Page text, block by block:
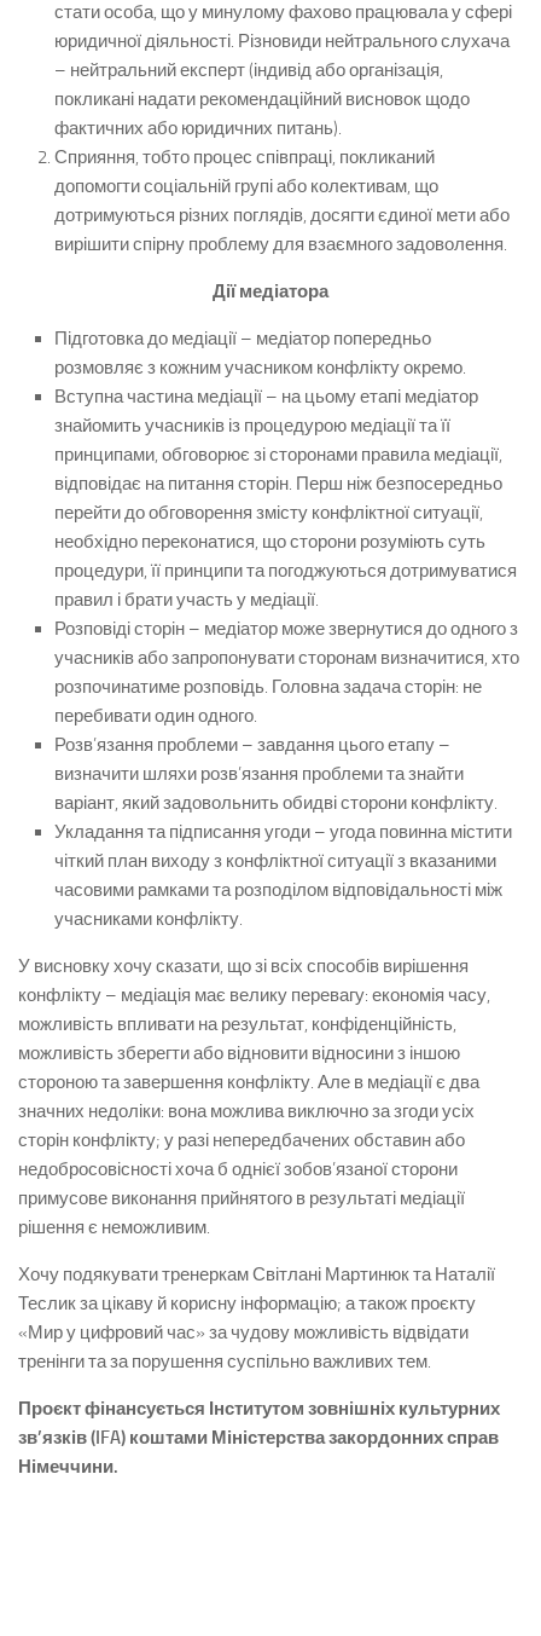
стати особа, що у минулому фахово працювала у сфері
юридичної діяльності. Різновиди нейтрального слухача
– нейтральний експерт (індивід або організація,
покликані надати рекомендаційний висновок щодо
фактичних або юридичних питань).
Сприяння, тобто процес співпраці, покликаний
допомогти соціальній групі або колективам, що
дотримуються різних поглядів, досягти єдиної мети або
вирішити спірну проблему для взаємного задоволення.
Дії медіатора
Підготовка до медіації – медіатор попередньо
розмовляє з кожним учасником конфлікту окремо.
Вступна частина медіації – на цьому етапі медіатор
знайомить учасників із процедурою медіації та її
принципами, обговорює зі сторонами правила медіації,
відповідає на питання сторін. Перш ніж безпосередньо
перейти до обговорення змісту конфліктної ситуації,
необхідно переконатися, що сторони розуміють суть
процедури, її принципи та погоджуються дотримуватися
правил і брати участь у медіації.
Розповіді сторін – медіатор може звернутися до одного з
учасників або запропонувати сторонам визначитися, хто
розпочинатиме розповідь. Головна задача сторін: не
перебивати один одного.
Розв’язання проблеми – завдання цього етапу –
визначити шляхи розв’язання проблеми та знайти
варіант, який задовольнить обидві сторони конфлікту.
Укладання та підписання угоди – угода повинна містити
чіткий план виходу з конфліктної ситуації з вказаними
часовими рамками та розподілом відповідальності між
учасниками конфлікту.
У висновку хочу сказати, що зі всіх способів вирішення
конфлікту – медіація має велику перевагу: економія часу,
можливість впливати на результат, конфіденційність,
можливість зберегти або відновити відносини з іншою
стороною та завершення конфлікту. Але в медіації є два
значних недоліки: вона можлива виключно за згоди усіх
сторін конфлікту; у разі непередбачених обставин або
недобросовісності хоча б однієї зобов’язаної сторони
примусове виконання прийнятого в результаті медіації
рішення є неможливим.
Хочу подякувати тренеркам Світлані Мартинюк та Наталії
Теслик за цікаву й корисну інформацію; а також проєкту
«Мир у цифровий час» за чудову можливість відвідати
тренінги та за порушення суспільно важливих тем.
Проєкт фінансується Інститутом зовнішніх культурних
зв’язків (IFA) коштами Міністерства закордонних справ
Німеччини.